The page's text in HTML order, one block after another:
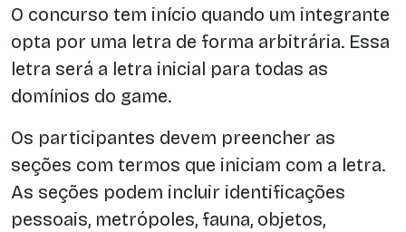
O concurso tem início quando um integrante
opta por uma letra de forma arbitrária. Essa
letra será a letra inicial para todas as
domínios do game.
Os participantes devem preencher as
seções com termos que iniciam com a letra.
As seções podem incluir identificações
pessoais, metrópoles, fauna, objetos,